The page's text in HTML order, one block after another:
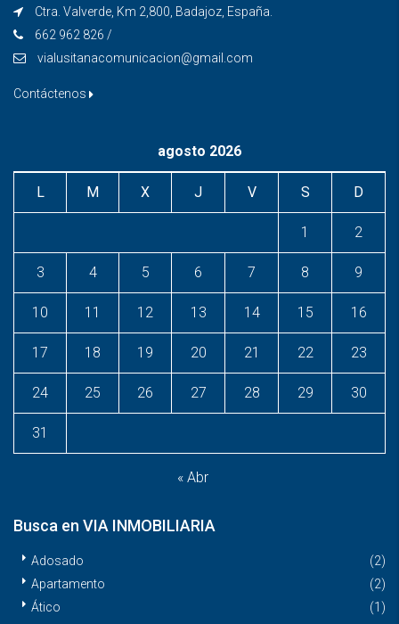
Ctra. Valverde, Km 2,800, Badajoz, España.
662 962 826 /
vialusitanacomunicacion@gmail.com
Contáctenos
agosto 2026
L M X J V S D
1 2
3 4 5 6 7 8 9
10 11 12 13 14 15 16
17 18 19 20 21 22 23
24 25 26 27 28 29 30
31
« Abr
Busca en VIA INMOBILIARIA
Adosado
(2)
Apartamento
(2)
Ático
(1)